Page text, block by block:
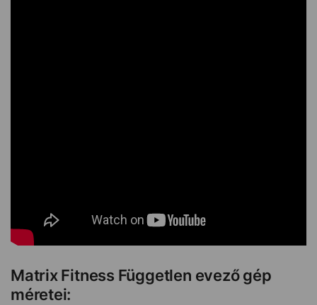
Matrix Fitness Független evező gép
méretei: